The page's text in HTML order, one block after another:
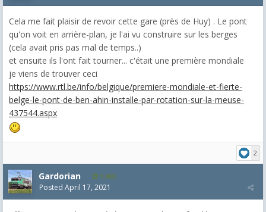
Cela me fait plaisir de revoir cette gare (près de Huy) . Le pont
qu'on voit en arrière-plan, je l'ai vu construire sur les berges
(cela avait pris pas mal de temps..)
et ensuite ils l'ont fait tourner... c'était une première mondiale
je viens de trouver ceci
https://www.rtl.be/info/belgique/premiere-mondiale-et-fierte-
belge-le-pont-de-ben-ahin-installe-par-rotation-sur-la-meuse-
437544.aspx
2
Gardorian 1,903
Posted April 17, 2021